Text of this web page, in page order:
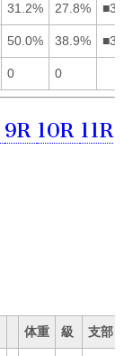
31.2% 27.8%
50.0% 38.9%
0 0
9R 10R 11R
体重 級 支部